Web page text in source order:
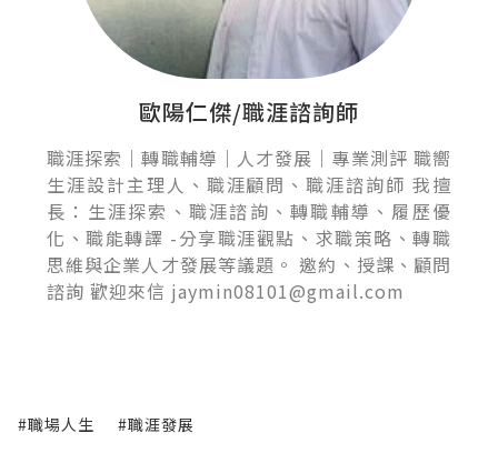
歐陽仁傑/職涯諮詢師
職涯探索｜轉職輔導｜人才發展｜專業測評 職嚮
生涯設計主理人、職涯顧問、職涯諮詢師 我擅
長：生涯探索、職涯諮詢、轉職輔導、履歷優
化、職能轉譯 -分享職涯觀點、求職策略、轉職
思維與企業人才發展等議題。 邀約、授課、顧問
諮詢 歡迎來信 jaymin08101@gmail.com
#職場人生 #職涯發展